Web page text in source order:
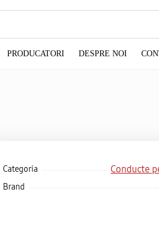
PRODUCATORI DESPRE NOI
Categoria Conducte
Brand